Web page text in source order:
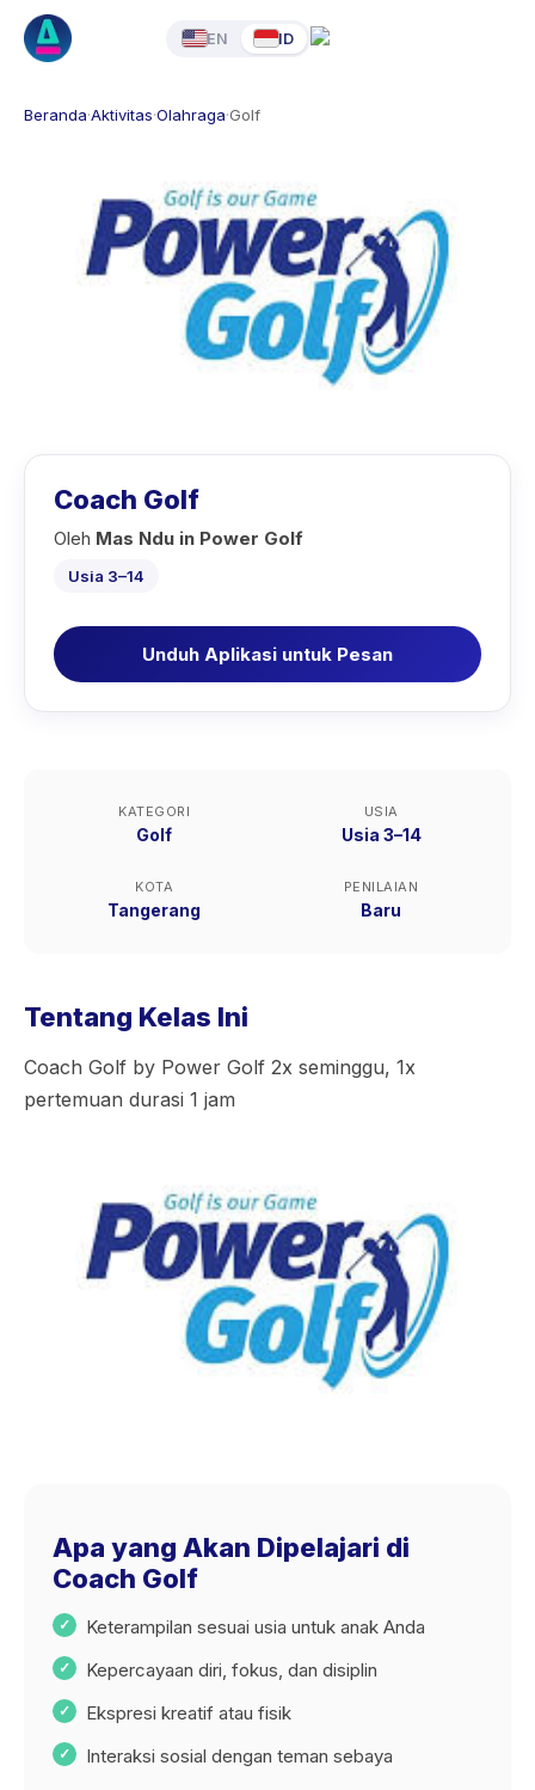
EN ID
Beranda·Aktivitas·Olahraga·Golf
Coach Golf
Oleh Mas Ndu in Power Golf
Usia 3–14
Unduh Aplikasi untuk Pesan
KATEGORI
Golf
USIA
Usia 3–14
KOTA
Tangerang
PENILAIAN
Baru
Tentang Kelas Ini
Coach Golf by Power Golf 2x seminggu, 1x
pertemuan durasi 1 jam
Apa yang Akan Dipelajari di
Coach Golf
Keterampilan sesuai usia untuk anak Anda
Kepercayaan diri, fokus, dan disiplin
Ekspresi kreatif atau fisik
Interaksi sosial dengan teman sebaya